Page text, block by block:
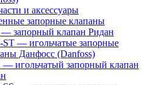
и аксессуары
запорные клапаны
— запорный клапан Ридан
ST — игольчатые запорные
Данфосс (Danfoss)
— игольчатый запорный клапан